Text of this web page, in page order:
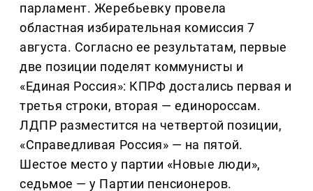
парламент. Жеребьевку провела
областная избирательная комиссия 7
августа. Согласно ее результатам, первые
две позиции поделят коммунисты и
«Единая Россия»: КПРФ достались первая и
третья строки, вторая — единороссам.
ЛДПР разместится на четвертой позиции,
«Справедливая Россия» — на пятой.
Шестое место у партии «Новые люди»,
седьмое — у Партии пенсионеров.